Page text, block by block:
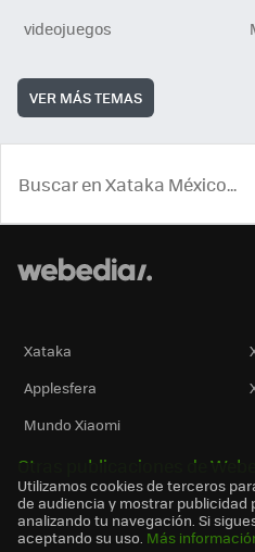
videojuegos
VER MÁS TEMAS
Xataka
Applesfera
Mundo Xiaomi
Otras publicaciones de
Utilizamos cookies de terceros
de audiencia y mostrar publicidad
analizando tu navegación. Si
aceptando su uso. Más